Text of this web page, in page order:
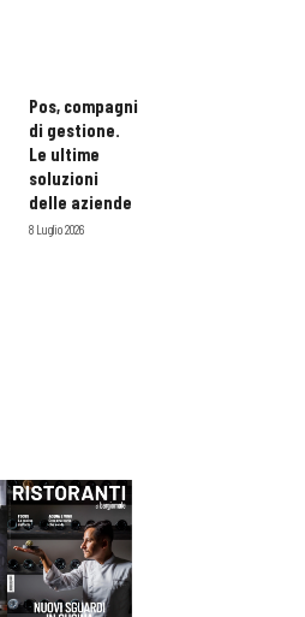
Pos, compagni
di gestione.
Le ultime
soluzioni
delle aziende
8 Luglio 2026